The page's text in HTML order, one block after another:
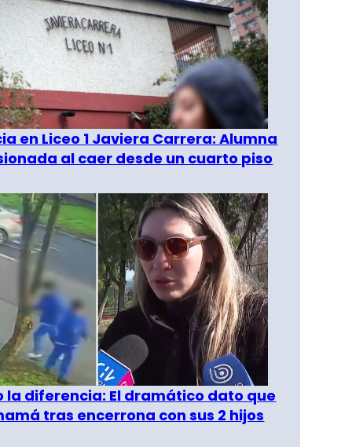
en Liceo 1 Javiera Carrera: Alumna
al caer desde un cuarto piso
la diferencia: El dramático dato que
tras encerrona con sus 2 hijos